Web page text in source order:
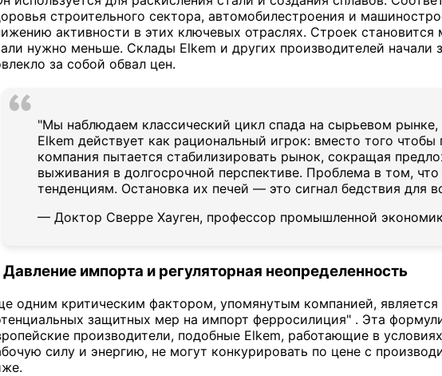
строительного сектора, автомобилестроения и
активности в этих ключевых отраслях. Строек
нужно меньше. Склады Elkem и других производителей начали
за собой обвал цен.
"Мы наблюдаем классический цикл спада на сырьевом
Elkem действует как рациональный игрок: вместо того
компания пытается стабилизировать рынок, сокращая
выживания в долгосрочной перспективе. Проблема в том,
тенденциям. Остановка их печей — это сигнал бедствия для
— Доктор Сверре Хауген, профессор промышленной
Давление импорта и регуляторная неопределенность
одним критическим фактором, упомянутым компанией,
защитных мер на импорт ферросилиция" . Эта
производители, подобные Elkem, работающие в
силу и энергию, не могут конкурировать по цене с